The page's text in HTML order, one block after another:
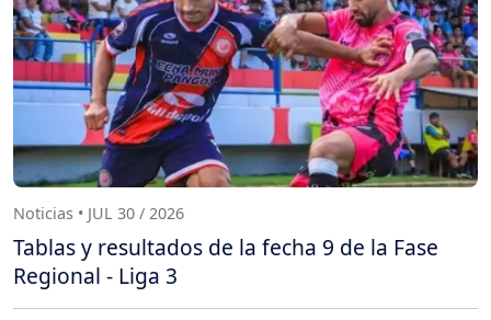
Noticias • JUL 30 / 2026
Tablas y resultados de la fecha 9 de la Fase
Regional - Liga 3